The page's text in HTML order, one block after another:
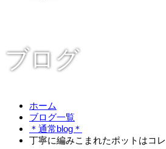
ブログ
ホーム
ブログ一覧
＊通常blog＊
丁寧に編みこまれたポットはコレ